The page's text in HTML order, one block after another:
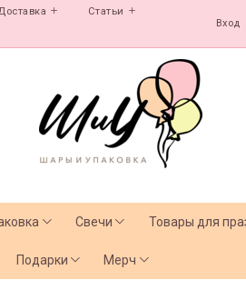
Статьи
Вход
Свечи Товары для
Подарки Мерч